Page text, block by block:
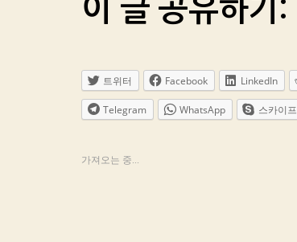
이 글 공유하기:
트위터 Facebook LinkedIn
Telegram WhatsApp 스카이프
가져오는 중...